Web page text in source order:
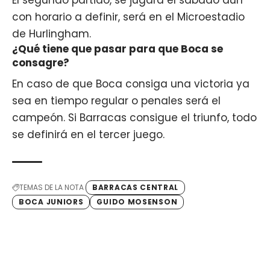
con horario a definir, será en el Microestadio
de Hurlingham.
¿Qué tiene que pasar para que Boca se
consagre?
En caso de que Boca consiga una victoria ya
sea en tiempo regular o penales será el
campeón. Si Barracas consigue el triunfo, todo
se definirá en el tercer juego.
TEMAS DE LA NOTA
BARRACAS CENTRAL
BOCA JUNIORS
GUIDO MOSENSON